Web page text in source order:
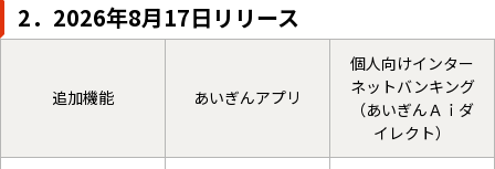
2．2026年8月17日リリース
追加機能 あいぎんアプリ
個人向けインター
ネットバンキング
（あいぎんＡｉダ
イレクト）